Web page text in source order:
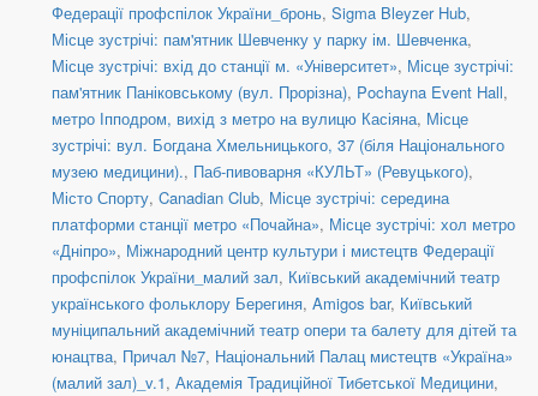
Федерації профспілок України_бронь, Sigma Bleyzer Hub,
Місце зустрічі: пам'ятник Шевченку у парку ім. Шевченка,
Місце зустрічі: вхід до станції м. «Університет», Місце зустрічі:
пам'ятник Паніковському (вул. Прорізна), Pochayna Event Hall,
метро Іпподром, вихід з метро на вулицю Касіяна, Місце
зустрічі: вул. Богдана Хмельницького, 37 (біля Національного
музею медицини)., Паб-пивоварня «КУЛЬТ» (Ревуцького),
Місто Спорту, Canadian Club, Місце зустрічі: середина
платформи станції метро «Почайна», Місце зустрічі: хол метро
«Дніпро», Міжнародний центр культури і мистецтв Федерації
профспілок України_малий зал, Київський академічний театр
українського фольклору Берегиня, Amigos bar, Київський
муніципальний академічний театр опери та балету для дітей та
юнацтва, Причал №7, Національний Палац мистецтв «Україна»
(малий зал)_v.1, Академія Традиційної Тибетської Медицини,